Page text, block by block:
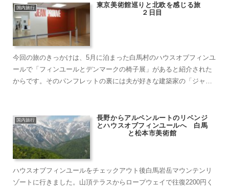
国内旅行
東京美術館巡りと北欧を感じる旅
２日目
今回の旅のきっかけは、5月に泊まった白馬村のハウスオブフィンユ
ールで「フィンユールとデンマークの椅子展」があると紹介された
からです。そのパンフレットの裏には夫が好きな建築家の「ジャン
国内旅行
長野からアルペンルートのリベンジ
とハウスオブフィンユールへ 白馬
と松本市美術館
ハウスオブフィンユールをチェックアウト後白馬岩岳マウンテンリ
ゾートに行きました。山頂テラスからロープウェイで往復2200円く